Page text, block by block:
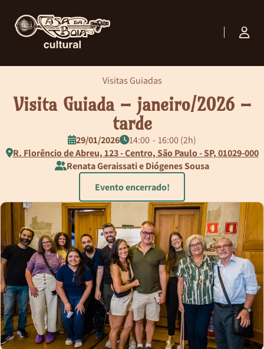
Visita Guiada – janeiro/2026 –
tarde
Visitas Guiadas
29/01/2026 14:00
16:00 (2h)
R. Florêncio de Abreu, 123 - Centro, São Paulo - SP, 01029-000
Renata Geraissati e Diógenes Sousa
Evento encerrado!